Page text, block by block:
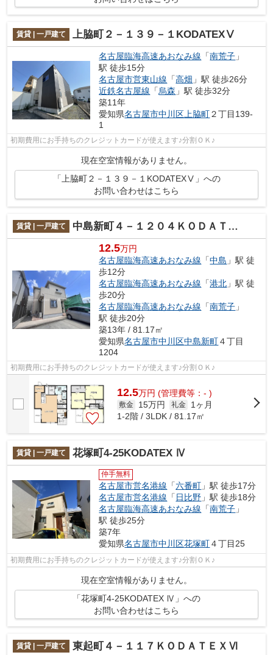
賃貸 | 一戸建て 上脇町２－１３９－１KODATEXⅤ
名古屋臨海高速あおなみ線 「南荒子 」
駅 徒歩15分
名古屋市営東山線 「高畑 」駅 徒歩26分
近鉄名古屋線 「烏森 」駅 徒歩32分
築11年
愛知県名古屋市中川区 上脇町２丁目139-
1
初期費用にお手持ちのクレジットカードが使えます♪分割ＯＫ♪
現在空室情報がありません。
「上脇町２－１３９－１KODATEXⅤ」への
お問い合わせはこちら
賃貸 | 一戸建て 中島新町４－１２０４ＫＯＤＡＴＥＸIV
12.5万円
名古屋臨海高速あおなみ線 「中島 」駅 徒
歩12分
名古屋臨海高速あおなみ線 「港北 」駅 徒
歩20分
名古屋臨海高速あおなみ線 「南荒子 」
駅 徒歩20分
築13年 / 81.17㎡
愛知県名古屋市中川区中島新町４丁目
1204
初期費用にお手持ちのクレジットカードが使えます♪分割ＯＫ♪
12.5万円 (管理費等：- )
敷金 15万円 礼金
1ヶ月
1-2階 / 3LDK / 81.17㎡
賃貸 | 一戸建て 花塚町4-25KODATEX Ⅳ
仲手無料
名古屋市営名港線 「六番町 」駅 徒歩17分
名古屋市営名港線 「 日比野 」駅 徒歩18分
名古屋臨海高速あおなみ線 「南荒子 」
駅 徒歩25分
築7年
愛知県名古屋市中川区花塚町４丁目25
初期費用にお手持ちのクレジットカードが使えます♪分割ＯＫ♪
現在空室情報がありません。
「花塚町4-25KODATEX Ⅳ」への
お問い合わせはこちら
賃貸 | 一戸建て 東起町４－１１７ＫＯＤＡＴＥＸⅥ